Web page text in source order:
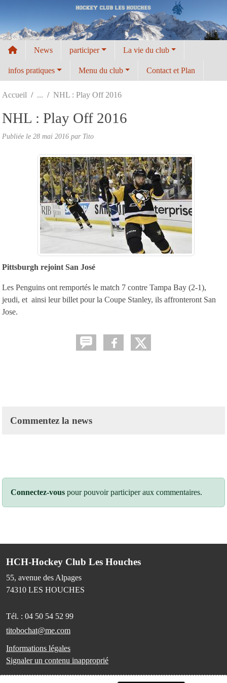
News participer La vie du club
infos pratiques Menu du club Contact et Plan
Accueil NHL : Play Off 2016
NHL : Play Off 2016
Publiée le 28 mai 2016 par Tito
Pittsburgh rejoint San José
Les Penguins ont remportés le match 7 contre Tampa Bay (2-1),
jeudi, et ainsi leur billet pour la Coupe Stanley, ils affronteront San
Jose.
Commentez la news
Connectez-vous pour pouvoir participer aux commentaires.
HCH-Hockey Club Les Houches
55, avenue des Alpages
74310 LES HOUCHES
Tél. : 04 50 54 52 99
titobochat@me.com
Informations légales
Signaler un contenu inapproprié
Panneau de gestion des cookies